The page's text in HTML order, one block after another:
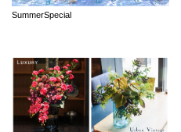
SummerSpecial